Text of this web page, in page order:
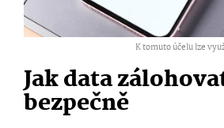
K tomuto účelu lze
Jak data
bezpečně